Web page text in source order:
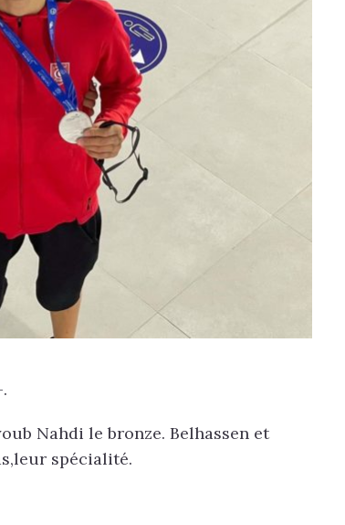
Nahdi le bronze. Belhassen et
spécialité.